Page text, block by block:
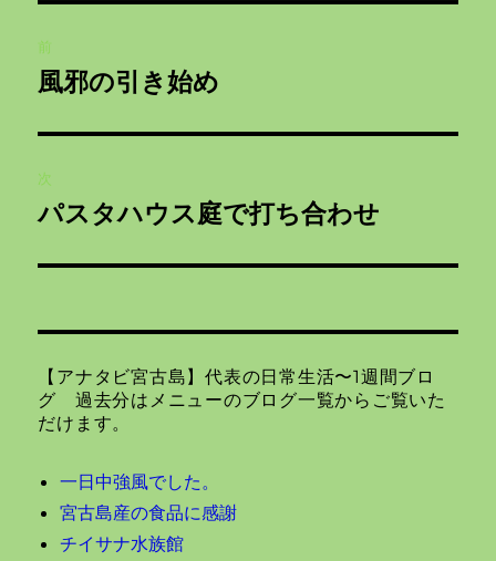
稿
ビ
ゲ
ー
ン
前
前
投
稿:
風邪の引き始め
次
次
投
パスタハウス庭で打ち合わせ
【アナタビ宮古島】代表の日常生活〜1週間ブロ
グ 過去分はメニューのブログ一覧からご覧いた
だけます。
一日中強風でした。
宮古島産の食品に感謝
チイサナ水族館